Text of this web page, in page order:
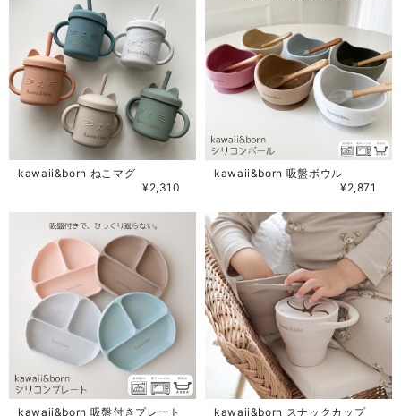
kawaii&born ねこマグ
¥2,310
kawaii&born 吸盤ボウル
¥2,871
kawaii&born 吸盤付きプレート kawaii&born スナックカップ